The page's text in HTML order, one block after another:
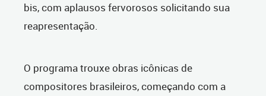
bis, com aplausos fervorosos solicitando sua
reapresentação.
O programa trouxe obras icônicas de
compositores brasileiros, começando com a